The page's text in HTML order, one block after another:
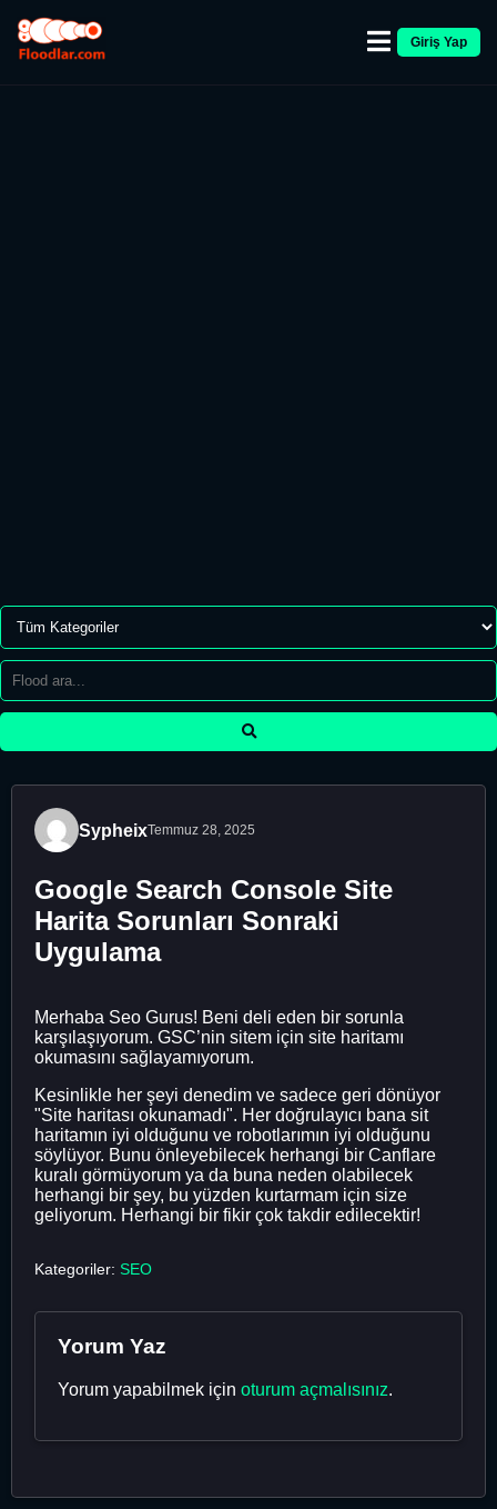
Giriş Yap
SypheixTemmuz 28, 2025
Google Search Console Site
Harita Sorunları Sonraki
Uygulama
Merhaba Seo Gurus! Beni deli eden bir sorunla
karşılaşıyorum. GSC’nin sitem için site haritamı
okumasını sağlayamıyorum.
Kesinlikle her şeyi denedim ve sadece geri dönüyor
"Site haritası okunamadı". Her doğrulayıcı bana sit
haritamın iyi olduğunu ve robotlarımın iyi olduğunu
söylüyor. Bunu önleyebilecek herhangi bir Canflare
kuralı görmüyorum ya da buna neden olabilecek
herhangi bir şey, bu yüzden kurtarmam için size
geliyorum. Herhangi bir fikir çok takdir edilecektir!
Kategoriler: SEO
Yorum Yaz
Yorum yapabilmek için oturum açmalısınız.